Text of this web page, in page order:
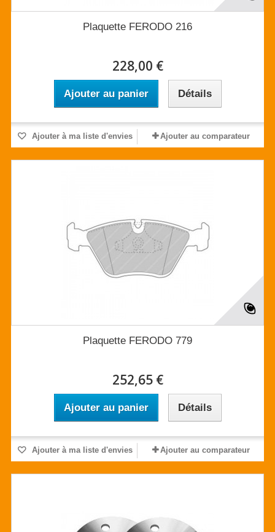
Plaquette FERODO 216
228,00 €
Ajouter au panier Détails
Ajouter à ma liste d'envies Ajouter au comparateur
Plaquette FERODO 779
252,65 €
Ajouter au panier Détails
Ajouter à ma liste d'envies Ajouter au comparateur